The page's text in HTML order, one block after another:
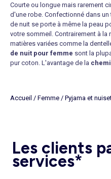
Courte ou longue mais rarement
d'une robe. Confectionné dans
de nuit se porte à même la peau
votre sommeil. Contrairement à la
matières variées comme la
de nuit pour femme sont la
pur coton. L'avantage de la
modèles à petits prix du S au
Des robes de nuit pour tous les
Loin d'être réservée aux fillettes, la
femmes en quête d'originalité.
Accueil / Femme / Pyjama et
Les clients
services*